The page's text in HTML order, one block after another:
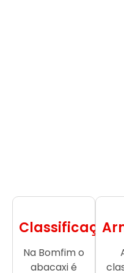
Classificação
Na Bomfim o
abacaxi é